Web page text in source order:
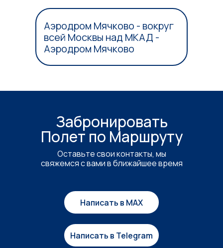
Аэродром Мячково - вокруг
всей Москвы над МКАД -
Аэродром Мячково
Забронировать
Полет по Маршруту
Оставьте свои контакты, мы
свяжемся с вами в ближайшее время
Написать в MAX
Написать в Telegram